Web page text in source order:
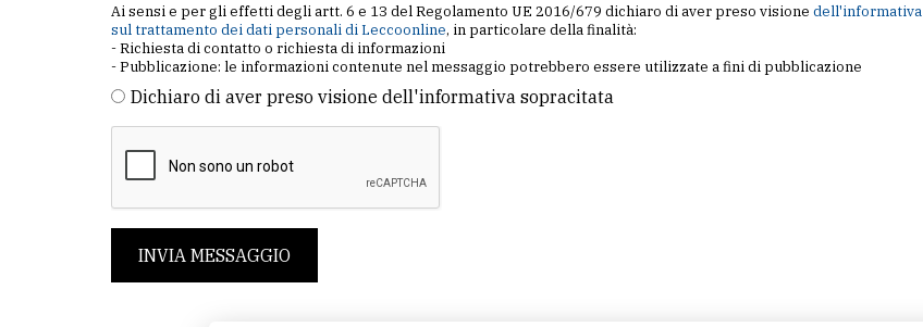
Ai sensi e per gli effetti degli artt. 6 e 13 del Regolamento UE 2016/679 dichiaro di aver preso visione dell'informativa
sul trattamento dei dati personali di Leccoonline, in particolare della finalità:
- Richiesta di contatto o richiesta di informazioni
- Pubblicazione: le informazioni contenute nel messaggio potrebbero essere utilizzate a fini di pubblicazione
Dichiaro di aver preso visione dell'informativa sopracitata
INVIA MESSAGGIO